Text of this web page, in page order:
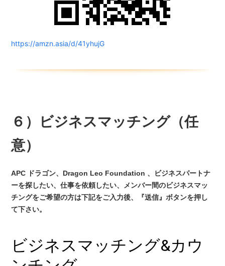
https://amzn.asia/d/41yhujG
６ ）ビジネスマッチング（任
意）
APC ドラゴン、Dragon Leo Foundation 、ビジネスパートナ
ーを探したい、仕事を依頼したい、メンバー間のビジネスマッ
チングをご希望の方は下記をご入力後、『送信』ボタンを押し
て下さい。